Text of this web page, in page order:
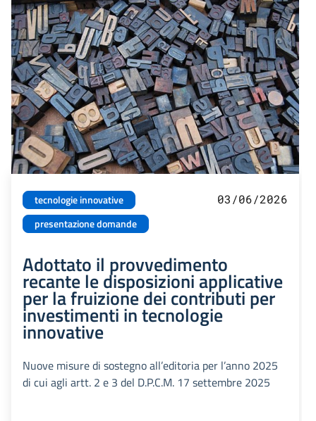
tecnologie innovative
presentazione domande
03/06/2026
Adottato il provvedimento
recante le disposizioni applicative
per la fruizione dei contributi per
investimenti in tecnologie
innovative
Nuove misure di sostegno all’editoria per l’anno 2025
di cui agli artt. 2 e 3 del D.P.C.M. 17 settembre 2025